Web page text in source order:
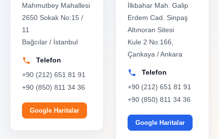
Mahmutbey Mahallesi
2650 Sokak No:15 /
11
Bağcılar / İstanbul
Telefon
+90 (212) 651 81 91
+90 (850) 811 34 36
Google Haritalar
İlkbahar Mah. Galip
Erdem Cad. Sinpaş
Altınoran Sitesi
Kule 2 No:166,
Çankaya / Ankara
Telefon
+90 (212) 651 81 91
+90 (850) 811 34 36
Google Haritalar